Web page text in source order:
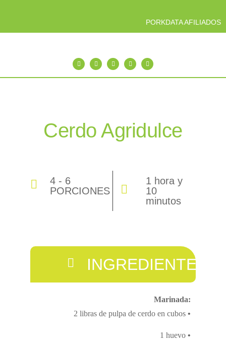
PORKDATA AFILIADOS
Cerdo Agridulce
4 - 6
PORCIONES
1 hora y
10
minutos
INGREDIENTES
Marinada:
2 libras de pulpa de cerdo en cubos •
1 huevo •